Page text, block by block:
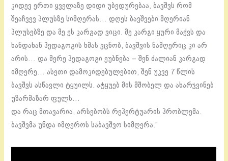
კიდევ ერთი ყველაზე დიდი უბედურებაა, ბავშვს რომ
შეაჩვევ პლუსზე სიმღერას… დღეს ბავშვები მღერიან
პლუსებზე და მე ეს კარგად ვიცი. მე კარგი ყური მაქვს და
ხანდახან პედაგოგის ხმას ვცნობ, ბავშვის ნამღერიც კი არ
არის… და მერე პედაგოგი ეუბნება – შენ ძალიან კარგად
იმღერე… ასეთი დამოკიდებულებით, შენ უკვე 7 წლის
ბავშვს ასწავლი ტყუილს. ატყუებ მის მშობელ და ახარჯვინებ
უზარმაზარ ფულს…
და რაც მთავარია, არსებობს რეპერტუარის პრობლემა.
ბავშვმა უნდა იმღეროს საბავშვო სიმღერა.“